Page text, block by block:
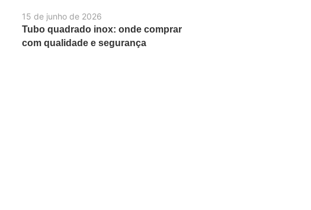
15 de junho de 2026
Tubo quadrado inox: onde comprar
com qualidade e segurança